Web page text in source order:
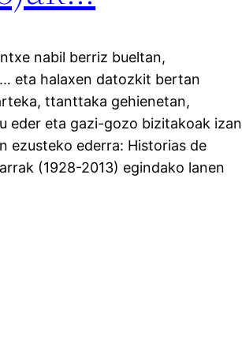
nabil berriz bueltan,
eta halaxen datozkit bertan
ttanttaka gehienetan,
eder eta gazi-gozo bizitakoak izan
ezusteko ederra: Historias de
(1928-2013) egindako lanen